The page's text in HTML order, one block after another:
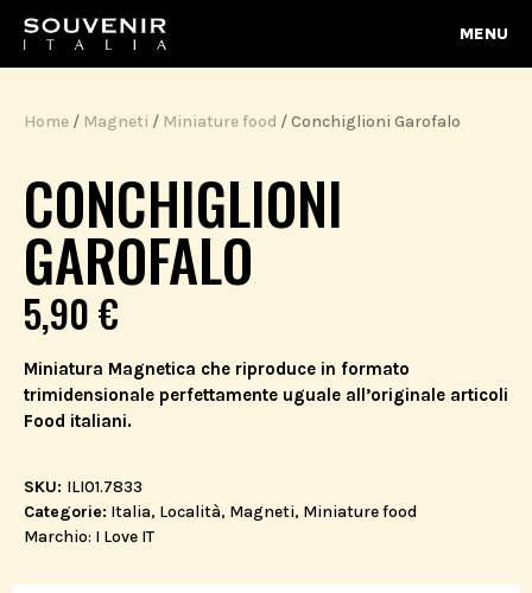
MENU
Home / Magneti / Miniature food / Conchiglioni Garofalo
CONCHIGLIONI
GAROFALO
5,90€
Miniatura Magnetica che riproduce in formato
trimidensionale perfettamente uguale all’originale articoli
Food italiani.
SKU: ILI01.7833
Categorie: Italia, Località, Magneti, Miniature food
Marchio: I Love IT